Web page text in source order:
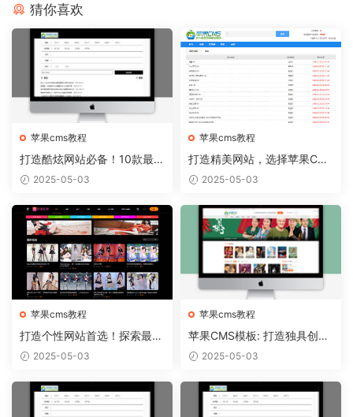
猜你喜欢
苹果cms教程
打造酷炫网站必备！10款最热
门的苹果CMS模板推荐
2025-05-03
苹果cms教程
打造精美网站，选择苹果CM
S模板从容实现
2025-05-03
苹果cms教程
打造个性网站首选！探索最新
苹果CMS模板趋势
2025-05-03
苹果cms教程
苹果CMS模板: 打造独具创意
的个人博客！
2025-05-03